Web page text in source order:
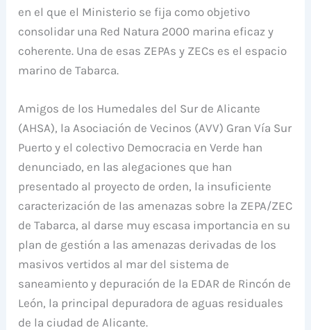
en el que el Ministerio se fija como objetivo
consolidar una Red Natura 2000 marina eficaz y
coherente. Una de esas ZEPAs y ZECs es el espacio
marino de Tabarca.
Amigos de los Humedales del Sur de Alicante
(AHSA), la Asociación de Vecinos (AVV) Gran Vía Sur
Puerto y el colectivo Democracia en Verde han
denunciado, en las alegaciones que han
presentado al proyecto de orden, la insuficiente
caracterización de las amenazas sobre la ZEPA/ZEC
de Tabarca, al darse muy escasa importancia en su
plan de gestión a las amenazas derivadas de los
masivos vertidos al mar del sistema de
saneamiento y depuración de la EDAR de Rincón de
León, la principal depuradora de aguas residuales
de la ciudad de Alicante.